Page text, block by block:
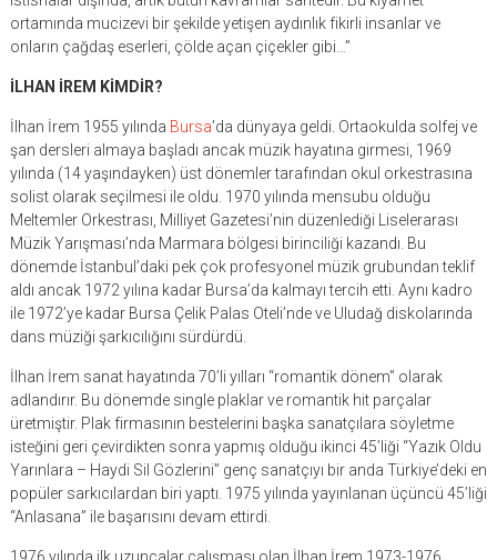
ortamında mucizevi bir şekilde yetişen aydınlık fikirli insanlar ve
onların çağdaş eserleri, çölde açan çiçekler gibi…”
İLHAN İREM KİMDİR?
İlhan İrem 1955 yılında Bursa’da dünyaya geldi. Ortaokulda solfej ve
şan dersleri almaya başladı ancak müzik hayatına girmesi, 1969
yılında (14 yaşındayken) üst dönemler tarafından okul orkestrasına
solist olarak seçilmesi ile oldu. 1970 yılında mensubu olduğu
Meltemler Orkestrası, Milliyet Gazetesi’nin düzenlediği Liselerarası
Müzik Yarışması’nda Marmara bölgesi birinciliği kazandı. Bu
dönemde İstanbul’daki pek çok profesyonel müzik grubundan teklif
aldı ancak 1972 yılına kadar Bursa’da kalmayı tercih etti. Aynı kadro
ile 1972’ye kadar Bursa Çelik Palas Oteli’nde ve Uludağ diskolarında
dans müziği şarkıcılığını sürdürdü.
İlhan İrem sanat hayatında 70’li yılları “romantik dönem” olarak
adlandırır. Bu dönemde single plaklar ve romantik hit parçalar
üretmiştir. Plak firmasının bestelerini başka sanatçılara söyletme
isteğini geri çevirdikten sonra yapmış olduğu ikinci 45’liği “Yazık Oldu
Yarınlara – Haydi Sil Gözlerini” genç sanatçıyı bir anda Türkiye’deki en
popüler sarkıcılardan biri yaptı. 1975 yılında yayınlanan üçüncü 45’liği
“Anlasana” ile başarısını devam ettirdi.